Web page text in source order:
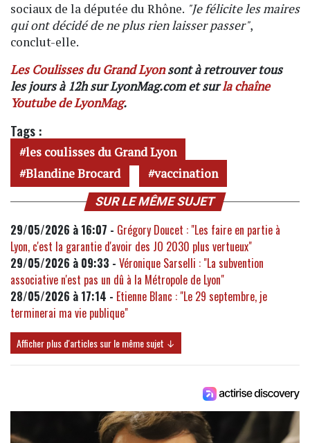
sociaux de la députée du Rhône. "Je félicite les maires
qui ont décidé de ne plus rien laisser passer",
conclut-elle.
Les Coulisses du Grand Lyonsont à retrouver tous
les jours à 12h sur LyonMag.com et surla chaîne
Youtube de LyonMag.
Tags :
les coulisses du Grand Lyon
Blandine Brocard
vaccination
SUR LE MÊME SUJET
29/05/2026 à 16:07 - Grégory Doucet : "Les faire en partie à
Lyon, c'est la garantie d'avoir des JO 2030 plus vertueux"
29/05/2026 à 09:33 - Véronique Sarselli : "La subvention
associative n'est pas un dû à la Métropole de Lyon"
28/05/2026 à 17:14 - Etienne Blanc : "Le 29 septembre, je
terminerai ma vie publique"
Afficher plus d'articles sur le même sujet ↓